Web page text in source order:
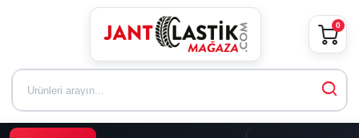
0